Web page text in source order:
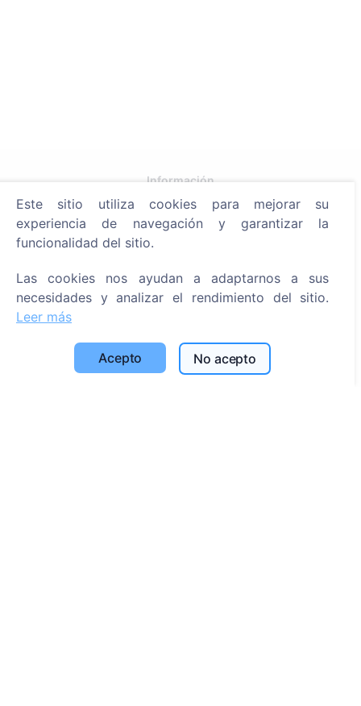
Información
Acerca de CEMETY
Preguntas frecuentes
Lista de municipios y usuarios
Política de pagos
Configuración de cookies
Este sitio utiliza cookies para mejorar su
experiencia de navegación y garantizar la
funcionalidad del sitio.
Las cookies nos ayudan a adaptarnos a sus
necesidades y analizar el rendimiento del sitio.
Leer más
Acepto No acepto